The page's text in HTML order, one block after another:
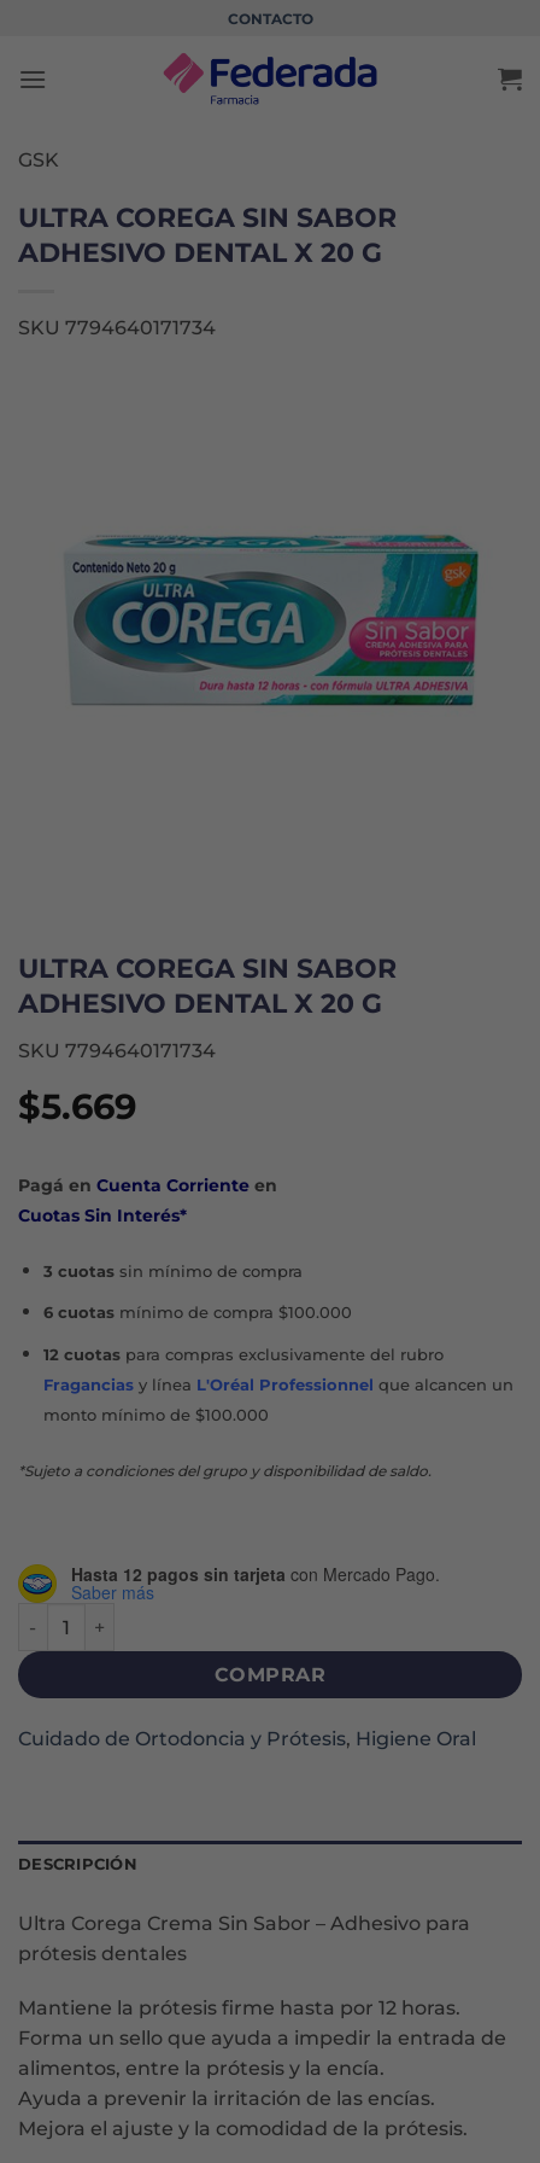
contenido
CONTACTO
GSK
ULTRA COREGA SIN SABOR
ADHESIVO DENTAL X 20 G
SKU 7794640171734
ULTRA COREGA SIN SABOR
ADHESIVO DENTAL X 20 G
SKU 7794640171734
$5.669
Pagá en Cuenta Corriente en
Cuotas Sin Interés*
3 cuotassin mínimo de compra
6 cuotasmínimo de compra $100.000
12 cuotaspara compras exclusivamente del rubro
Fraganciasy línea L'Oréal Professionnel que alcancen un
monto mínimo de $100.000
*Sujeto a condiciones del grupo y disponibilidad de saldo.
Hasta 12 pagos sin tarjeta con Mercado Pago.
Saber más
COMPRAR
Cuidado de Ortodoncia y Prótesis, Higiene Oral
DESCRIPCIÓN
Ultra Corega Crema Sin Sabor – Adhesivo para
prótesis dentales
Mantiene la prótesis firme hasta por 12 horas.
Forma un sello que ayuda a impedir la entrada de
alimentos, entre la prótesis y la encía.
Ayuda a prevenir la irritación de las encías.
Mejora el ajuste y la comodidad de la prótesis.